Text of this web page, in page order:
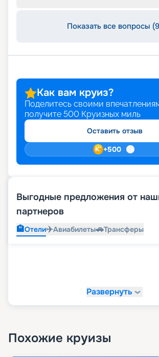
Показать все вопросы
Как вам круиз?
Поделитесь своими
получите 500 Круизных миль
Оставить отзыв
+500
Выгодные предложения от
партнеров
🏨Отели✈️Авиабилеты🚗Трансферы
Развернуть
Похожие круизы